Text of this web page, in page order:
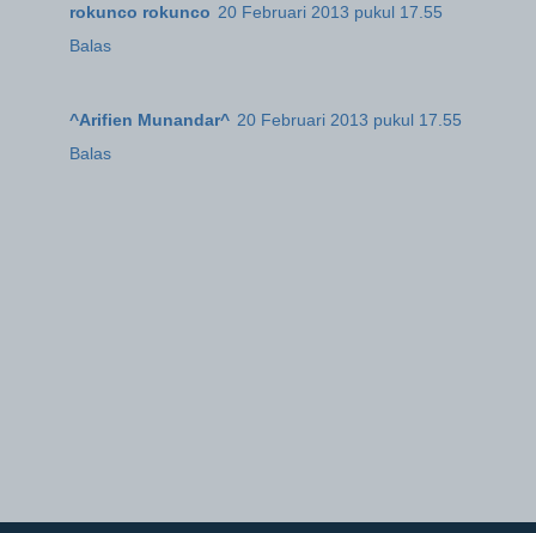
rokunco rokunco 20 Februari 2013 pukul 17.55
Balas
^Arifien Munandar^ 20 Februari 2013 pukul 17.55
Balas